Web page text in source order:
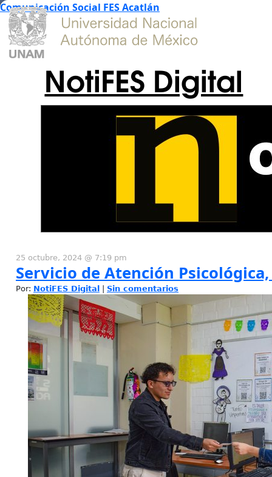
Comunicación Social FES Acatlán
NotiFES Digital
25 octubre, 2024 @ 7:19 pm
Servicio de Atención
Por: NotiFES Digital Sin comentarios